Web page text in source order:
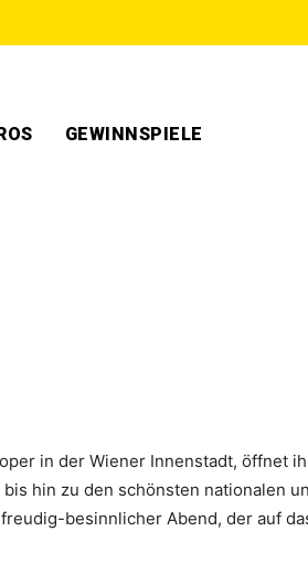
GEWINNSPIELE
in der Wiener Innenstadt, öffnet
hin zu den schönsten nationalen
besinnlicher Abend, der auf